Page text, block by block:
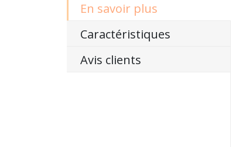
En savoir plus
Caractéristiques
Avis clients